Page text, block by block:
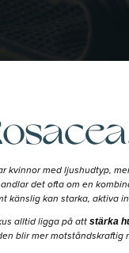
kvinnor med ljushudtyp,
det ofta om en
känslig kan starka, aktiva
alltid ligga på att stärka
blir mer